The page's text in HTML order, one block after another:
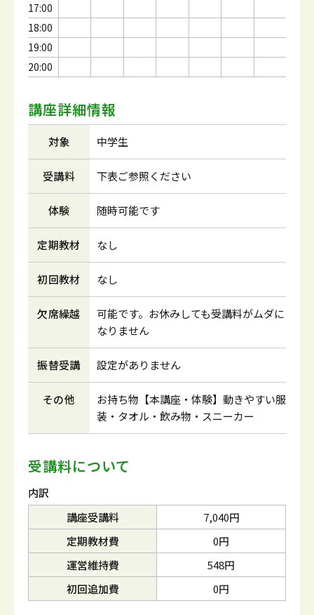
17:00
18:00
19:00
20:00
講座詳細情報
対象 中学生
受講料 下表ご参照ください
体験 随時可能です
定期教材 なし
初回教材 なし
欠席繰越
可能です。お休みしても受講料がムダに
なりません
振替受講 設定がありません
その他
お持ち物【本講座・体験】動きやすい服
装・タオル・飲み物・スニーカー
受講料について
内訳
講座受講料
7,040円
定期教材費
0円
運営維持費
548円
初回追加費
0円